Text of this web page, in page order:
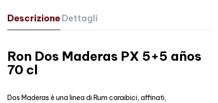
Descrizione Dettagli
Ron Dos Maderas PX 5+5 años
70 cl
Dos Maderas è una linea di Rum caraibici, affinati,